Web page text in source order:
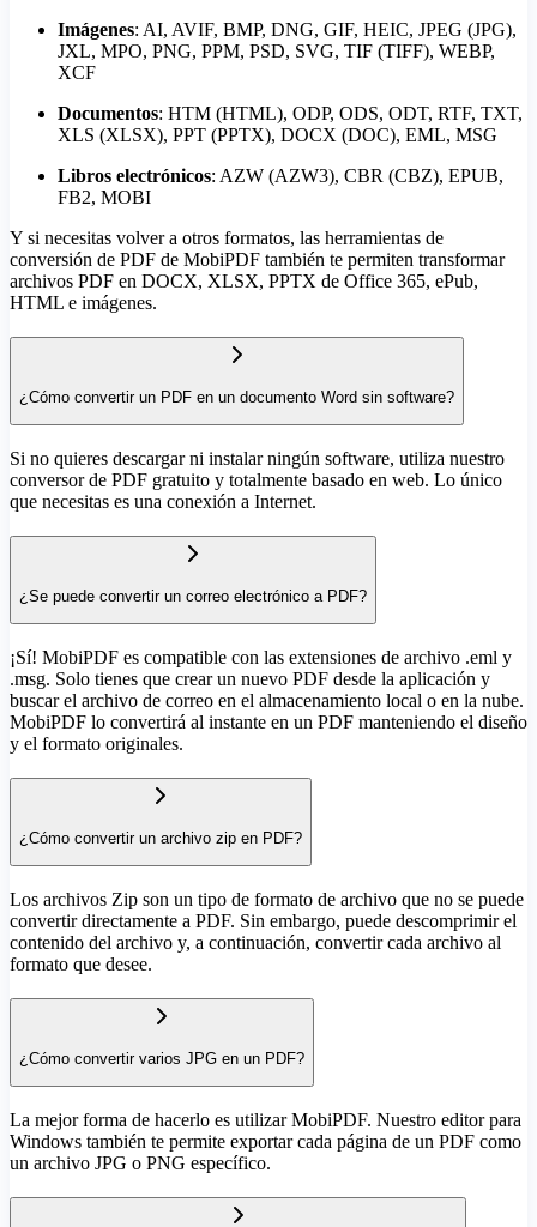
Imágenes: AI, AVIF, BMP, DNG, GIF, HEIC, JPEG (JPG),
JXL, MPO, PNG, PPM, PSD, SVG, TIF (TIFF), WEBP,
XCF
Documentos: HTM (HTML), ODP, ODS, ODT, RTF, TXT,
XLS (XLSX), PPT (PPTX), DOCX (DOC), EML, MSG
Libros electrónicos: AZW (AZW3), CBR (CBZ), EPUB,
FB2, MOBI
Y si necesitas volver a otros formatos, las herramientas de
conversión de PDF de MobiPDF también te permiten transformar
archivos PDF en DOCX, XLSX, PPTX de Office 365, ePub,
HTML e imágenes.
¿Cómo convertir un PDF en un documento Word sin software?
Si no quieres descargar ni instalar ningún software, utiliza nuestro
conversor de PDF gratuito y totalmente basado en web. Lo único
que necesitas es una conexión a Internet.
¿Se puede convertir un correo electrónico a PDF?
¡Sí! MobiPDF es compatible con las extensiones de archivo .eml y
.msg. Solo tienes que crear un nuevo PDF desde la aplicación y
buscar el archivo de correo en el almacenamiento local o en la nube.
MobiPDF lo convertirá al instante en un PDF manteniendo el diseño
y el formato originales.
¿Cómo convertir un archivo zip en PDF?
Los archivos Zip son un tipo de formato de archivo que no se puede
convertir directamente a PDF. Sin embargo, puede descomprimir el
contenido del archivo y, a continuación, convertir cada archivo al
formato que desee.
¿Cómo convertir varios JPG en un PDF?
La mejor forma de hacerlo es utilizar MobiPDF. Nuestro editor para
Windows también te permite exportar cada página de un PDF como
un archivo JPG o PNG específico.